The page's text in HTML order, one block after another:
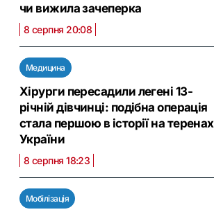
чи вижила зачеперка
8 серпня 20:08
Медицина
Хірурги пересадили легені 13-
річній дівчинці: подібна операція
стала першою в історії на теренах
України
8 серпня 18:23
Мобілізація